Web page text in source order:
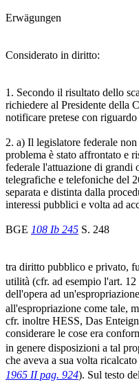
Erwägungen
Considerato in diritto:
1. Secondo il risultato dello
richiedere al Presidente della
notificare pretese con
2. a) Il legislatore federale
problema è stato affrontato e
federale l'attuazione di grandi
telegrafiche e telefoniche del
separata e distinta dalla
interessi pubblici e volta ad
BGE 108 Ib 245 S. 248
tra diritto pubblico e privato,
utilità (cfr. ad esempio l'art. 12
dell'opera ad
all'espropriazione come tale,
cfr. inoltre HESS, Das
considerare le cose era
in genere disposizioni a tal
che aveva a sua volta
1965 II pag. 924). Sul testo